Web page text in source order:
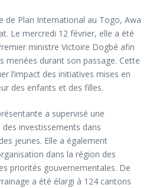
de Plan International au Togo, Awa
Le mercredi 12 février, elle a été
ministre Victoire Dogbé afin
menées durant son passage. Cette
l’impact des initiatives mises en
des enfants et des filles.
a supervisé une
investissements dans
jeunes. Elle a également
dans la région des
priorités gouvernementales. De
a été élargi à 124 cantons